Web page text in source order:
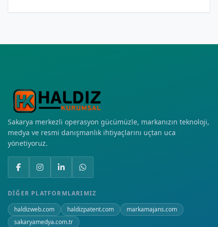
Sakarya merkezli operasyon gücümüzle, markanızın teknoloji,
medya ve resmi danışmanlık ihtiyaçlarını uçtan uca
yönetiyoruz.
DIĞER PLATFORMLARIMIZ
haldizweb.com
haldizpatent.com
markamajans.com
sakaryamedya.com.tr